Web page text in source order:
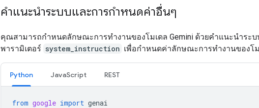
คำแนะนำระบบและการกำหนดค่าอื่นๆ
คุณสามารถกำหนดลักษณะการทำงานของโมเดล Gemini ด้วยคำแนะนำระบ
พารามิเตอร์ system_instruction เพื่อกำหนดค่าลักษณะการทำงานของโ
Python JavaScript REST
from google import genai